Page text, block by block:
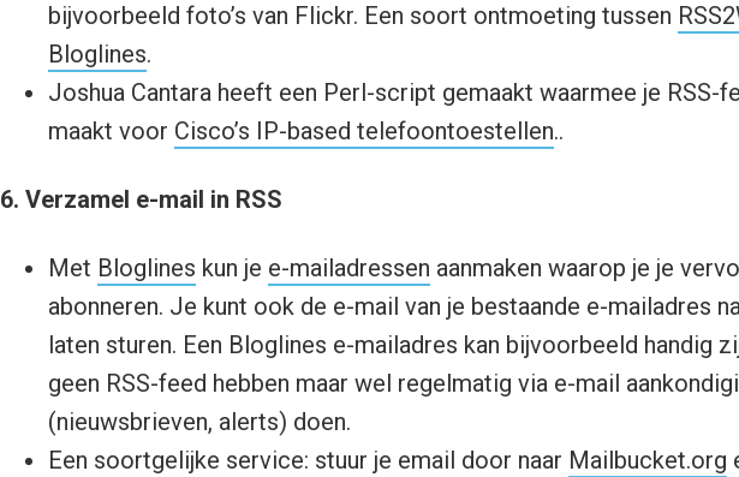
bijvoorbeeld foto’s van Flickr. Een soort ontmoeting tussen
Bloglines.
Joshua Cantara heeft een Perl-script gemaakt waarmee je RSS-
maakt voor Cisco’s IP-based telefoontoestellen..
6. Verzamel e-mail in RSS
Met Bloglines kun je e-mailadressen aanmaken waarop je je
abonneren. Je kunt ook de e-mail van je bestaande e-mailadres
laten sturen. Een Bloglines e-mailadres kan bijvoorbeeld handig
geen RSS-feed hebben maar wel regelmatig via e-mail
(nieuwsbrieven, alerts) doen.
Een soortgelijke service: stuur je email door naar Mailbucket.org